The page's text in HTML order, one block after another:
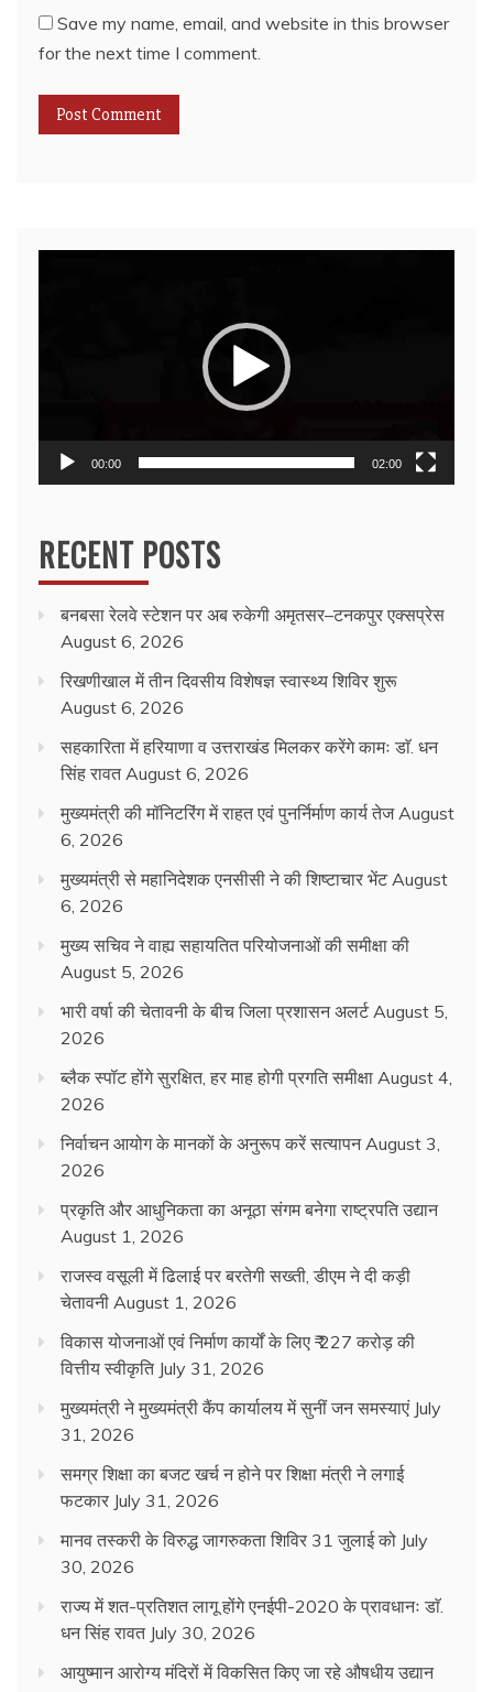
Save my name, email, and website in this browser
for the next time I comment.
00:00 02:00
RECENT POSTS
बनबसा रेलवे स्टेशन पर अब रुकेगी अमृतसर–टनकपुर एक्सप्रेस
August 6, 2026
रिखणीखाल में तीन दिवसीय विशेषज्ञ स्वास्थ्य शिविर शुरू
August 6, 2026
सहकारिता में हरियाणा व उत्तराखंड मिलकर करेंगे कामः डाॅ. धन
सिंह रावत August 6, 2026
मुख्यमंत्री की मॉनिटरिंग में राहत एवं पुनर्निर्माण कार्य तेज August
6, 2026
मुख्यमंत्री से महानिदेशक एनसीसी ने की शिष्टाचार भेंट August
6, 2026
मुख्य सचिव ने वाह्य सहायतित परियोजनाओं की समीक्षा की
August 5, 2026
भारी वर्षा की चेतावनी के बीच जिला प्रशासन अलर्ट August 5,
2026
ब्लैक स्पॉट होंगे सुरक्षित, हर माह होगी प्रगति समीक्षा August 4,
2026
निर्वाचन आयोग के मानकों के अनुरूप करें सत्यापन August 3,
2026
प्रकृति और आधुनिकता का अनूठा संगम बनेगा राष्ट्रपति उद्यान
August 1, 2026
राजस्व वसूली में ढिलाई पर बरतेगी सख्ती, डीएम ने दी कड़ी
चेतावनी August 1, 2026
विकास योजनाओं एवं निर्माण कार्यों के लिए ₹ 227 करोड़ की
वित्तीय स्वीकृति July 31, 2026
मुख्यमंत्री ने मुख्यमंत्री कैंप कार्यालय में सुनीं जन समस्याएं July
31, 2026
समग्र शिक्षा का बजट खर्च न होने पर शिक्षा मंत्री ने लगाई
फटकार July 31, 2026
मानव तस्करी के विरुद्ध जागरुकता शिविर 31 जुलाई को July
30, 2026
राज्य में शत-प्रतिशत लागू होंगे एनईपी-2020 के प्रावधानः डाॅ.
धन सिंह रावत July 30, 2026
आयुष्मान आरोग्य मंदिरों में विकसित किए जा रहे औषधीय उद्यान